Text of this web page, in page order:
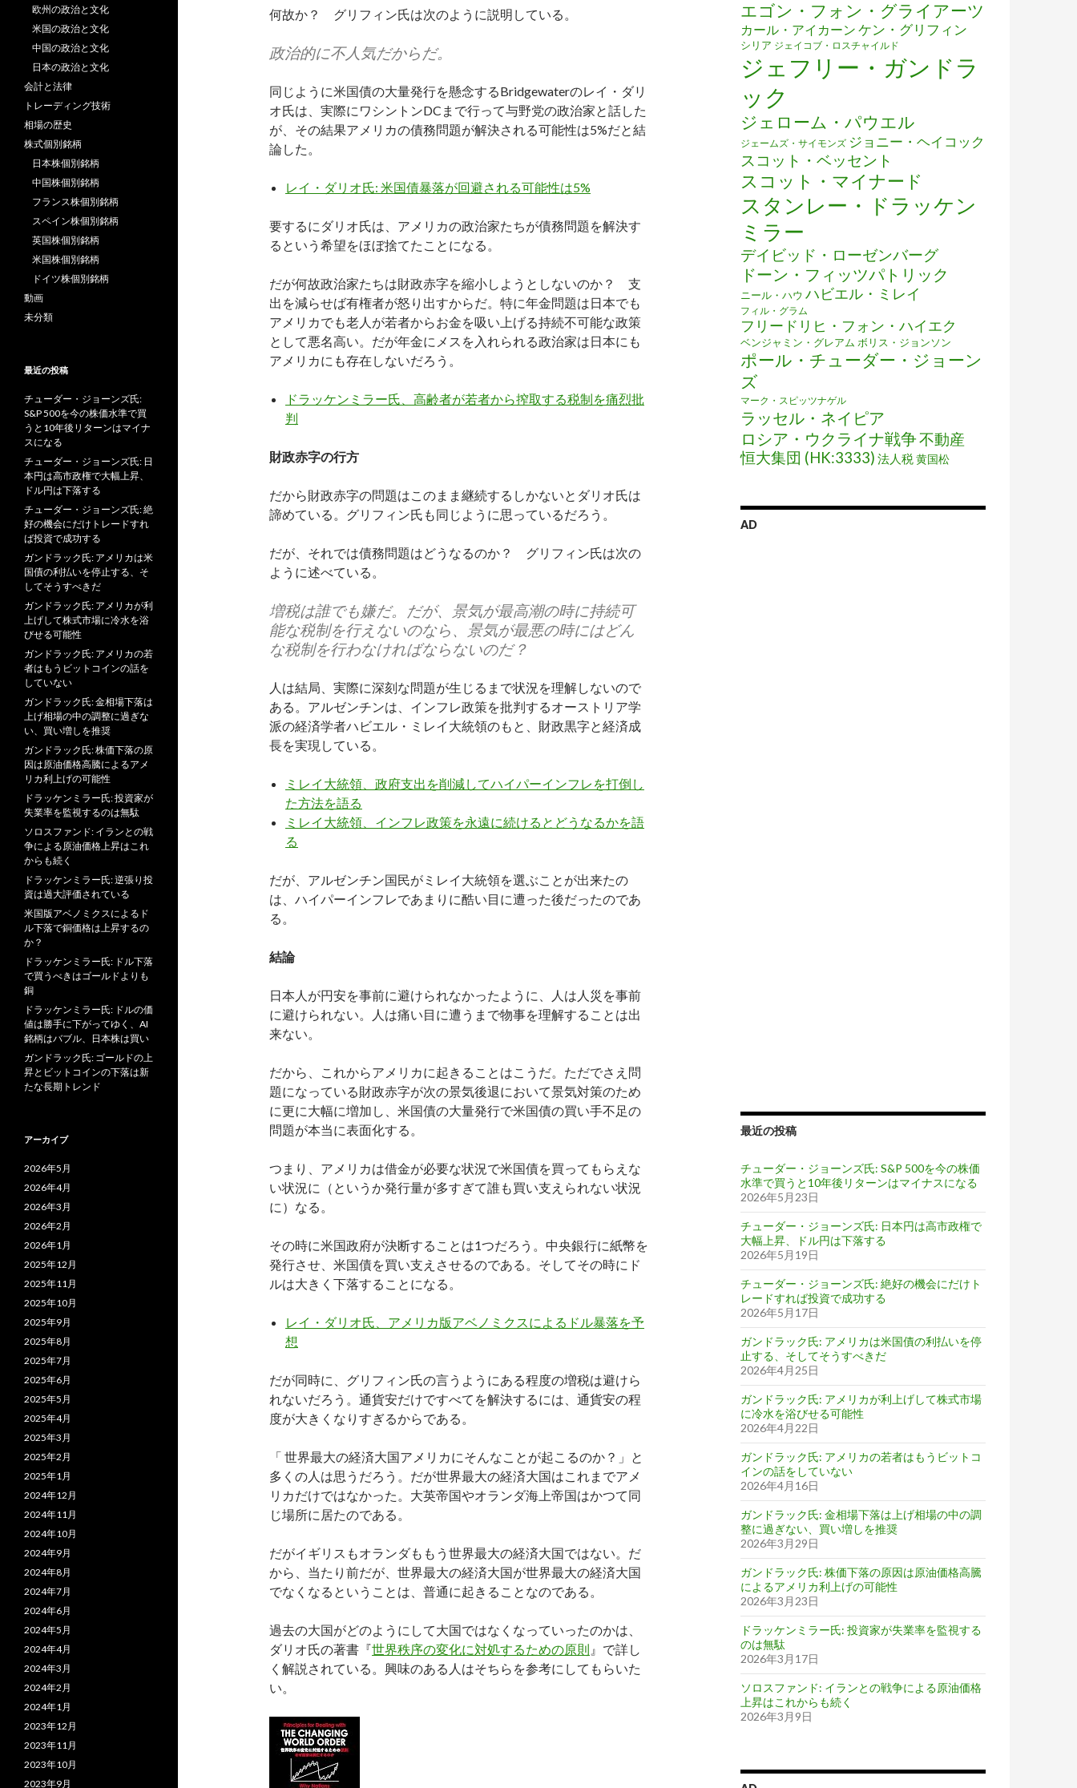
何故か？ グリフィン氏は次のように説明している。
政治的に不人気だからだ。
同じように米国債の大量発行を懸念するBridgewaterのレイ・ダリ
オ氏は、実際にワシントンDCまで行って与野党の政治家と話した
が、その結果アメリカの債務問題が解決される可能性は5%だと結
論した。
レイ・ダリオ氏: 米国債暴落が回避される可能性は5%
要するにダリオ氏は、アメリカの政治家たちが債務問題を解決す
るという希望をほぼ捨てたことになる。
だが何故政治家たちは財政赤字を縮小しようとしないのか？ 支
出を減らせば有権者が怒り出すからだ。特に年金問題は日本でも
アメリカでも老人が若者からお金を吸い上げる持続不可能な政策
として悪名高い。だが年金にメスを入れられる政治家は日本にも
アメリカにも存在しないだろう。
ドラッケンミラー氏、高齢者が若者から搾取する税制を痛烈批
判
財政赤字の行方
だから財政赤字の問題はこのまま継続するしかないとダリオ氏は
諦めている。グリフィン氏も同じように思っているだろう。
だが、それでは債務問題はどうなるのか？ グリフィン氏は次の
ように述べている。
増税は誰でも嫌だ。だが、景気が最高潮の時に持続可
能な税制を行えないのなら、景気が最悪の時にはどん
な税制を行わなければならないのだ？
人は結局、実際に深刻な問題が生じるまで状況を理解しないので
ある。アルゼンチンは、インフレ政策を批判するオーストリア学
派の経済学者ハビエル・ミレイ大統領のもと、財政黒字と経済成
長を実現している。
ミレイ大統領、政府支出を削減してハイパーインフレを打倒し
た方法を語る
ミレイ大統領、インフレ政策を永遠に続けるとどうなるかを語
る
だが、アルゼンチン国民がミレイ大統領を選ぶことが出来たの
は、ハイパーインフレであまりに酷い目に遭った後だったのであ
る。
結論
日本人が円安を事前に避けられなかったように、人は人災を事前
に避けられない。人は痛い目に遭うまで物事を理解することは出
来ない。
だから、これからアメリカに起きることはこうだ。ただでさえ問
題になっている財政赤字が次の景気後退において景気対策のため
に更に大幅に増加し、米国債の大量発行で米国債の買い手不足の
問題が本当に表面化する。
つまり、アメリカは借金が必要な状況で米国債を買ってもらえな
い状況に（というか発行量が多すぎて誰も買い支えられない状況
に）なる。
その時に米国政府が決断することは1つだろう。中央銀行に紙幣を
発行させ、米国債を買い支えさせるのである。そしてその時にド
ルは大きく下落することになる。
レイ・ダリオ氏、アメリカ版アベノミクスによるドル暴落を予
想
だが同時に、グリフィン氏の言うようにある程度の増税は避けら
れないだろう。通貨安だけですべてを解決するには、通貨安の程
度が大きくなりすぎるからである。
「 世界最大の経済大国アメリカにそんなことが起こるのか？」と
多くの人は思うだろう。だが世界最大の経済大国はこれまでアメ
リカだけではなかった。大英帝国やオランダ海上帝国はかつて同
じ場所に居たのである。
だがイギリスもオランダももう世界最大の経済大国ではない。だ
から、当たり前だが、世界最大の経済大国が世界最大の経済大国
でなくなるということは、普通に起きることなのである。
過去の大国がどのようにして大国ではなくなっていったのかは、
ダリオ氏の著書『世界秩序の変化に対処するための原則 』で詳し
く解説されている。興味のある人はそちらを参考にしてもらいた
い。
エゴン・フォン・グライアーツ
カール・アイカーン ケン・グリフィン
シリア ジェイコブ・ロスチャイルド
ジェフリー・ガンドラ
ック
ジェローム・パウエル
ジェームズ・サイモンズ ジョニー・ヘイコック
スコット・ベッセント
スコット・マイナード
スタンレー・ドラッケン
ミラー
デイビッド・ローゼンバーグ
ドーン・フィッツパトリック
ニール・ハウ ハビエル・ミレイ
フィル・グラム
フリードリヒ・フォン・ハイエク
ベンジャミン・グレアム ボリス・ジョンソン
ポール・チューダー・ジョーン
ズ
マーク・スピッツナゲル
ラッセル・ネイピア
ロシア・ウクライナ戦争不動産
恒大集団 (HK:3333) 法人税黄国松
AD
最近の投稿
チューダー・ジョーンズ氏: S&P 500を今の株価
水準で買うと10年後リターンはマイナスになる
2026年5月23日
チューダー・ジョーンズ氏: 日本円は高市政権で
大幅上昇、ドル円は下落する
2026年5月19日
チューダー・ジョーンズ氏: 絶好の機会にだけト
レードすれば投資で成功する
2026年5月17日
ガンドラック氏: アメリカは米国債の利払いを停
止する、そしてそうすべきだ
2026年4月25日
ガンドラック氏: アメリカが利上げして株式市場
に冷水を浴びせる可能性
2026年4月22日
ガンドラック氏: アメリカの若者はもうビットコ
インの話をしていない
2026年4月16日
ガンドラック氏: 金相場下落は上げ相場の中の調
整に過ぎない、買い増しを推奨
2026年3月29日
ガンドラック氏: 株価下落の原因は原油価格高騰
によるアメリカ利上げの可能性
2026年3月23日
ドラッケンミラー氏: 投資家が失業率を監視する
のは無駄
2026年3月17日
ソロスファンド: イランとの戦争による原油価格
上昇はこれからも続く
2026年3月9日
欧州の政治と文化
米国の政治と文化
中国の政治と文化
日本の政治と文化
会計と法律
トレーディング技術
相場の歴史
株式個別銘柄
日本株個別銘柄
中国株個別銘柄
フランス株個別銘柄
スペイン株個別銘柄
英国株個別銘柄
米国株個別銘柄
ドイツ株個別銘柄
動画
未分類
最近の投稿
チューダー・ジョーンズ氏:
S&P 500を今の株価水準で買
うと10年後リターンはマイナ
スになる
チューダー・ジョーンズ氏: 日
本円は高市政権で大幅上昇、
ドル円は下落する
チューダー・ジョーンズ氏: 絶
好の機会にだけトレードすれ
ば投資で成功する
ガンドラック氏: アメリカは米
国債の利払いを停止する、そ
してそうすべきだ
ガンドラック氏: アメリカが利
上げして株式市場に冷水を浴
びせる可能性
ガンドラック氏: アメリカの若
者はもうビットコインの話を
していない
ガンドラック氏: 金相場下落は
上げ相場の中の調整に過ぎな
い、買い増しを推奨
ガンドラック氏: 株価下落の原
因は原油価格高騰によるアメ
リカ利上げの可能性
ドラッケンミラー氏: 投資家が
失業率を監視するのは無駄
ソロスファンド: イランとの戦
争による原油価格上昇はこれ
からも続く
ドラッケンミラー氏: 逆張り投
資は過大評価されている
米国版アベノミクスによるド
ル下落で銅価格は上昇するの
か？
ドラッケンミラー氏: ドル下落
で買うべきはゴールドよりも
銅
ドラッケンミラー氏: ドルの価
値は勝手に下がってゆく、AI
銘柄はバブル、日本株は買い
ガンドラック氏: ゴールドの上
昇とビットコインの下落は新
たな長期トレンド
アーカイブ
2026年5月
2026年4月
2026年3月
2026年2月
2026年1月
2025年12月
2025年11月
2025年10月
2025年9月
2025年8月
2025年7月
2025年6月
2025年5月
2025年4月
2025年3月
2025年2月
2025年1月
2024年12月
2024年11月
2024年10月
2024年9月
2024年8月
2024年7月
2024年6月
2024年5月
2024年4月
2024年3月
2024年2月
2024年1月
2023年12月
2023年11月
2023年10月
2023年9月